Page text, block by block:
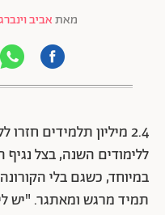
מאתאביב
ללימודים השנה, בצל
במיוחד, כשגם בלי
תמיד מרגש ומאתגר. "יש